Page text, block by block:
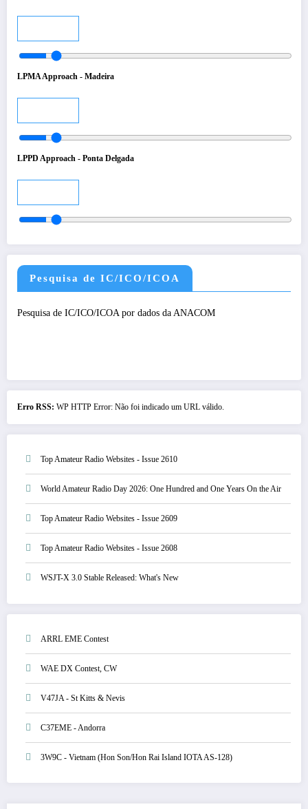
LPMA Approach - Madeira
LPPD Approach - Ponta Delgada
Pesquisa de IC/ICO/ICOA
Pesquisa de IC/ICO/ICOA por dados da ANACOM
Erro RSS: WP HTTP Error: Não foi indicado um URL válido.
Top Amateur Radio Websites - Issue 2610
World Amateur Radio Day 2026: One Hundred and One Years On the Air
Top Amateur Radio Websites - Issue 2609
Top Amateur Radio Websites - Issue 2608
WSJT-X 3.0 Stable Released: What's New
ARRL EME Contest
WAE DX Contest, CW
V47JA - St Kitts & Nevis
C37EME - Andorra
3W9C - Vietnam (Hon Son/Hon Rai Island IOTA AS-128)